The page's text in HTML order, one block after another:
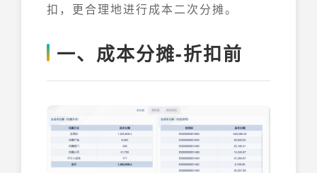
扣，更合理地进行成本二次分摊。
一、成本分摊-折扣前